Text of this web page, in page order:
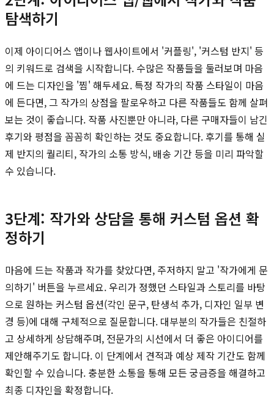
탐색하기
이제 아이디어스 앱이나 웹사이트에서 '커플링', '커스텀 반지' 등
의 키워드로 검색을 시작합니다. 수많은 작품들을 둘러보며 마음
에 드는 디자인을 '찜' 해두세요. 특정 작가의 작품 스타일이 마음
에 든다면, 그 작가의 상점을 팔로우하고 다른 작품들도 함께 살펴
보는 것이 좋습니다. 작품 사진뿐만 아니라, 다른 구매자들이 남긴
후기와 평점을 꼼꼼히 확인하는 것도 중요합니다. 후기를 통해 실
제 반지의 퀄리티, 작가의 소통 방식, 배송 기간 등을 미리 파악할
수 있습니다.
3단계: 작가와 상담을 통해 커스텀 옵션 확
정하기
마음에 드는 작품과 작가를 찾았다면, 주저하지 말고 '작가에게 문
의하기' 버튼을 누르세요. 우리가 정했던 스타일과 스토리를 바탕
으로 원하는 커스텀 옵션(각인 문구, 탄생석 추가, 디자인 일부 변
경 등)에 대해 구체적으로 질문합니다. 대부분의 작가들은 친절하
고 상세하게 상담해주며, 전문가의 시선에서 더 좋은 아이디어를
제안해주기도 합니다. 이 단계에서 견적과 예상 제작 기간도 함께
확인할 수 있습니다. 충분한 소통을 통해 모든 궁금증을 해결하고
최종 디자인을 확정합니다.